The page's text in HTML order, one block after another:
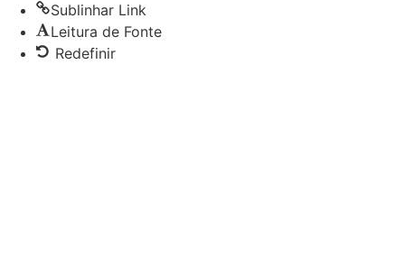
Sublinhar Link
Leitura de Fonte
Redefinir